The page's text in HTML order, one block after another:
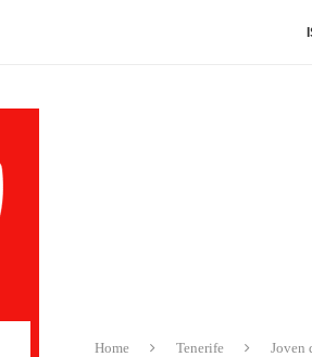
Home Tenerife Joven